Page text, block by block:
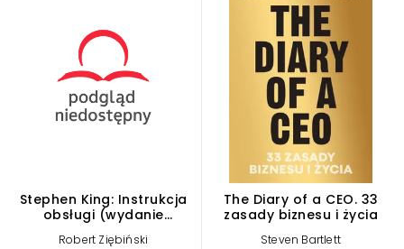
Stephen King: Instrukcja
obsługi (wydanie
uzupełnione)
Robert Ziębiński
The Diary of a CEO. 33
zasady biznesu i życia
Steven Bartlett